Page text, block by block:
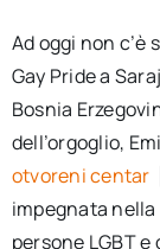
Ad oggi non
Gay Pride a
Bosnia
dell’orgoglio,
otvoreni centar
impegnata
persone LGBT